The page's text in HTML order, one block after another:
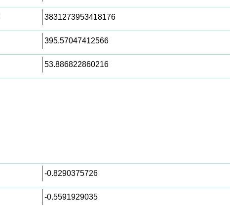
3831273953418176
395.57047412566
53.886822860216
-0.8290375726
-0.5591929035